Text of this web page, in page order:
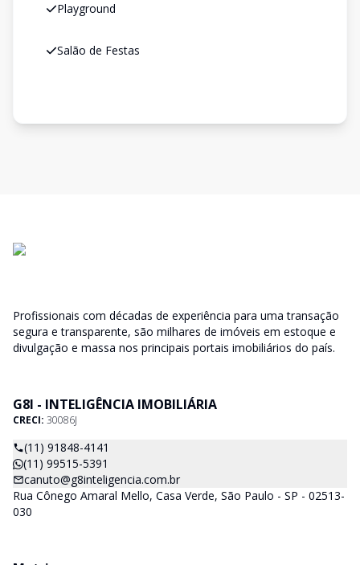
Playground
Salão de Festas
Profissionais com décadas de experiência para uma transação
segura e transparente, são milhares de imóveis em estoque e
divulgação e massa nos principais portais imobiliários do país.
G8I - INTELIGÊNCIA IMOBILIÁRIA
CRECI: 30086J
(11) 91848-4141
(11) 99515-5391
canuto@g8inteligencia.com.br
Rua Cônego Amaral Mello, Casa Verde, São Paulo - SP - 02513-
030